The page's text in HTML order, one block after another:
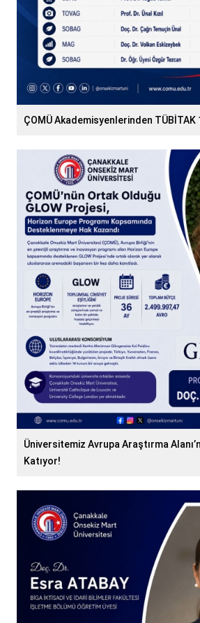
ÇOMÜ Akademisyenlerinden TÜBİTAK
Üniversitemiz Avrupa Araştırma
Katıyor!